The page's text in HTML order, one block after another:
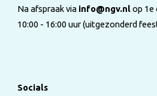
Na afspraak via info@ngv.nlop 1e
10:00 - 16:00 uur (uitgezonderd
Socials